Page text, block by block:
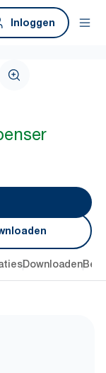
Inloggen
Downloaden